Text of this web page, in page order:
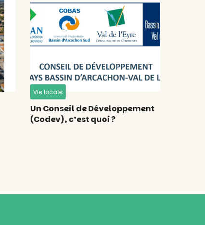
Vie locale
Un Conseil de Développement
(Codev), c’est quoi ?